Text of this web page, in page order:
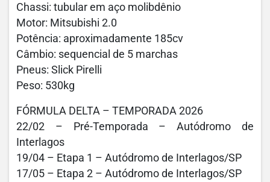
Chassi: tubular em aço molibdênio
Motor: Mitsubishi 2.0
Potência: aproximadamente 185cv
Câmbio: sequencial de 5 marchas
Pneus: Slick Pirelli
Peso: 530kg
FÓRMULA DELTA – TEMPORADA 2026
22/02 – Pré-Temporada – Autódromo de
Interlagos
19/04 – Etapa 1 – Autódromo de Interlagos/SP
17/05 – Etapa 2 – Autódromo de Interlagos/SP